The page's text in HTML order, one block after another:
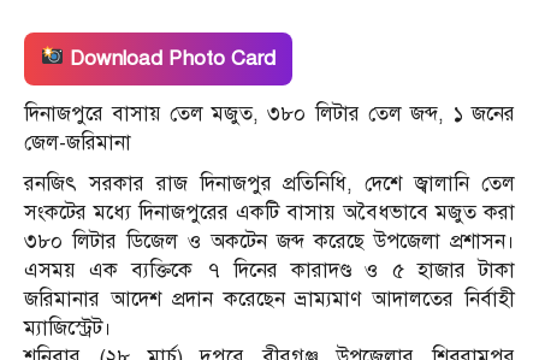
Download Photo Card
দিনাজপুরে বাসায় তেল মজুত, ৩৮০ লিটার তেল জব্দ, ১ জনের
জেল-জরিমানা
রনজিৎ সরকার রাজ দিনাজপুর প্রতিনিধি, দেশে জ্বালানি তেল
সংকটের মধ্যে দিনাজপুরের একটি বাসায় অবৈধভাবে মজুত করা
৩৮০ লিটার ডিজেল ও অকটেন জব্দ করেছে উপজেলা প্রশাসন।
এসময় এক ব্যক্তিকে ৭ দিনের কারাদণ্ড ও ৫ হাজার টাকা
জরিমানার আদেশ প্রদান করেছেন ভ্রাম্যমাণ আদালতের নির্বাহী
ম্যাজিস্ট্রেট।